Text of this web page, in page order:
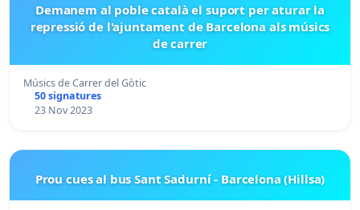
Demanem al poble català el suport per aturar la
repressió de l'ajuntament de Barcelona als músics
de carrer
Músics de Carrer del Gòtic
50 signatures
23 Nov 2023
Prou cues al bus Sant Sadurní - Barcelona (Hillsa)